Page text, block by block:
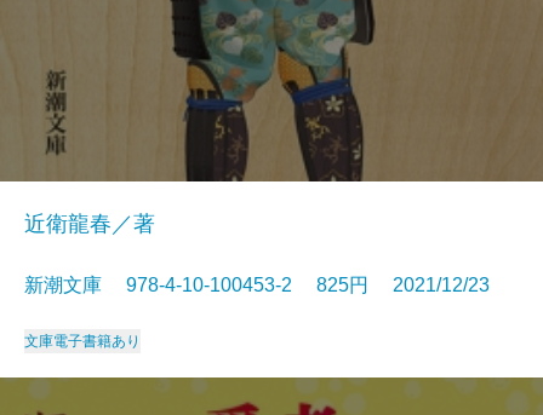
近衛龍春／著
新潮文庫 978-4-10-100453-2 825円 2021/12/23
文庫電子書籍あり